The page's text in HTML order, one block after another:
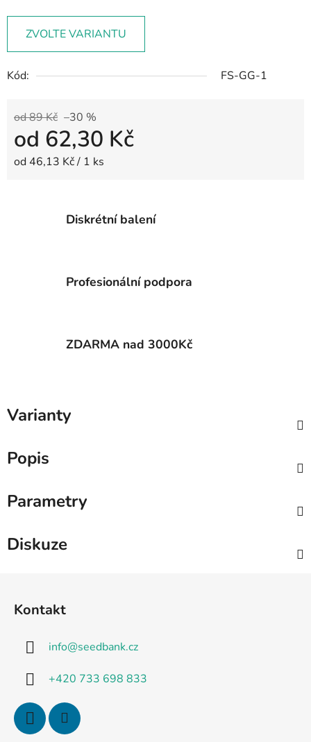
ZVOLTE VARIANTU
Kód: FS-GG-1
od 89 Kč –30 %
od 62,30 Kč
Měrná cena:
od 46,13 Kč / 1 ks
Diskrétní balení
Profesionální podpora
ZDARMA nad 3000Kč
Varianty
Popis
Parametry
Diskuze
Kontakt
info@seedbank.cz
+420 733 698 833